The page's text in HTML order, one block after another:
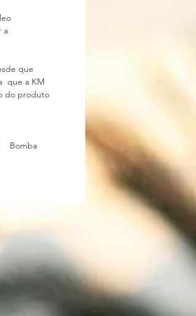
a
que
que a KM
do produto
Bomba